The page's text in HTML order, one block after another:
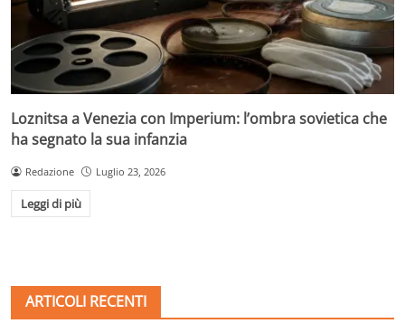
Loznitsa a Venezia con Imperium: l’ombra sovietica che
ha segnato la sua infanzia
Redazione Luglio 23, 2026
Leggi di più
ARTICOLI RECENTI